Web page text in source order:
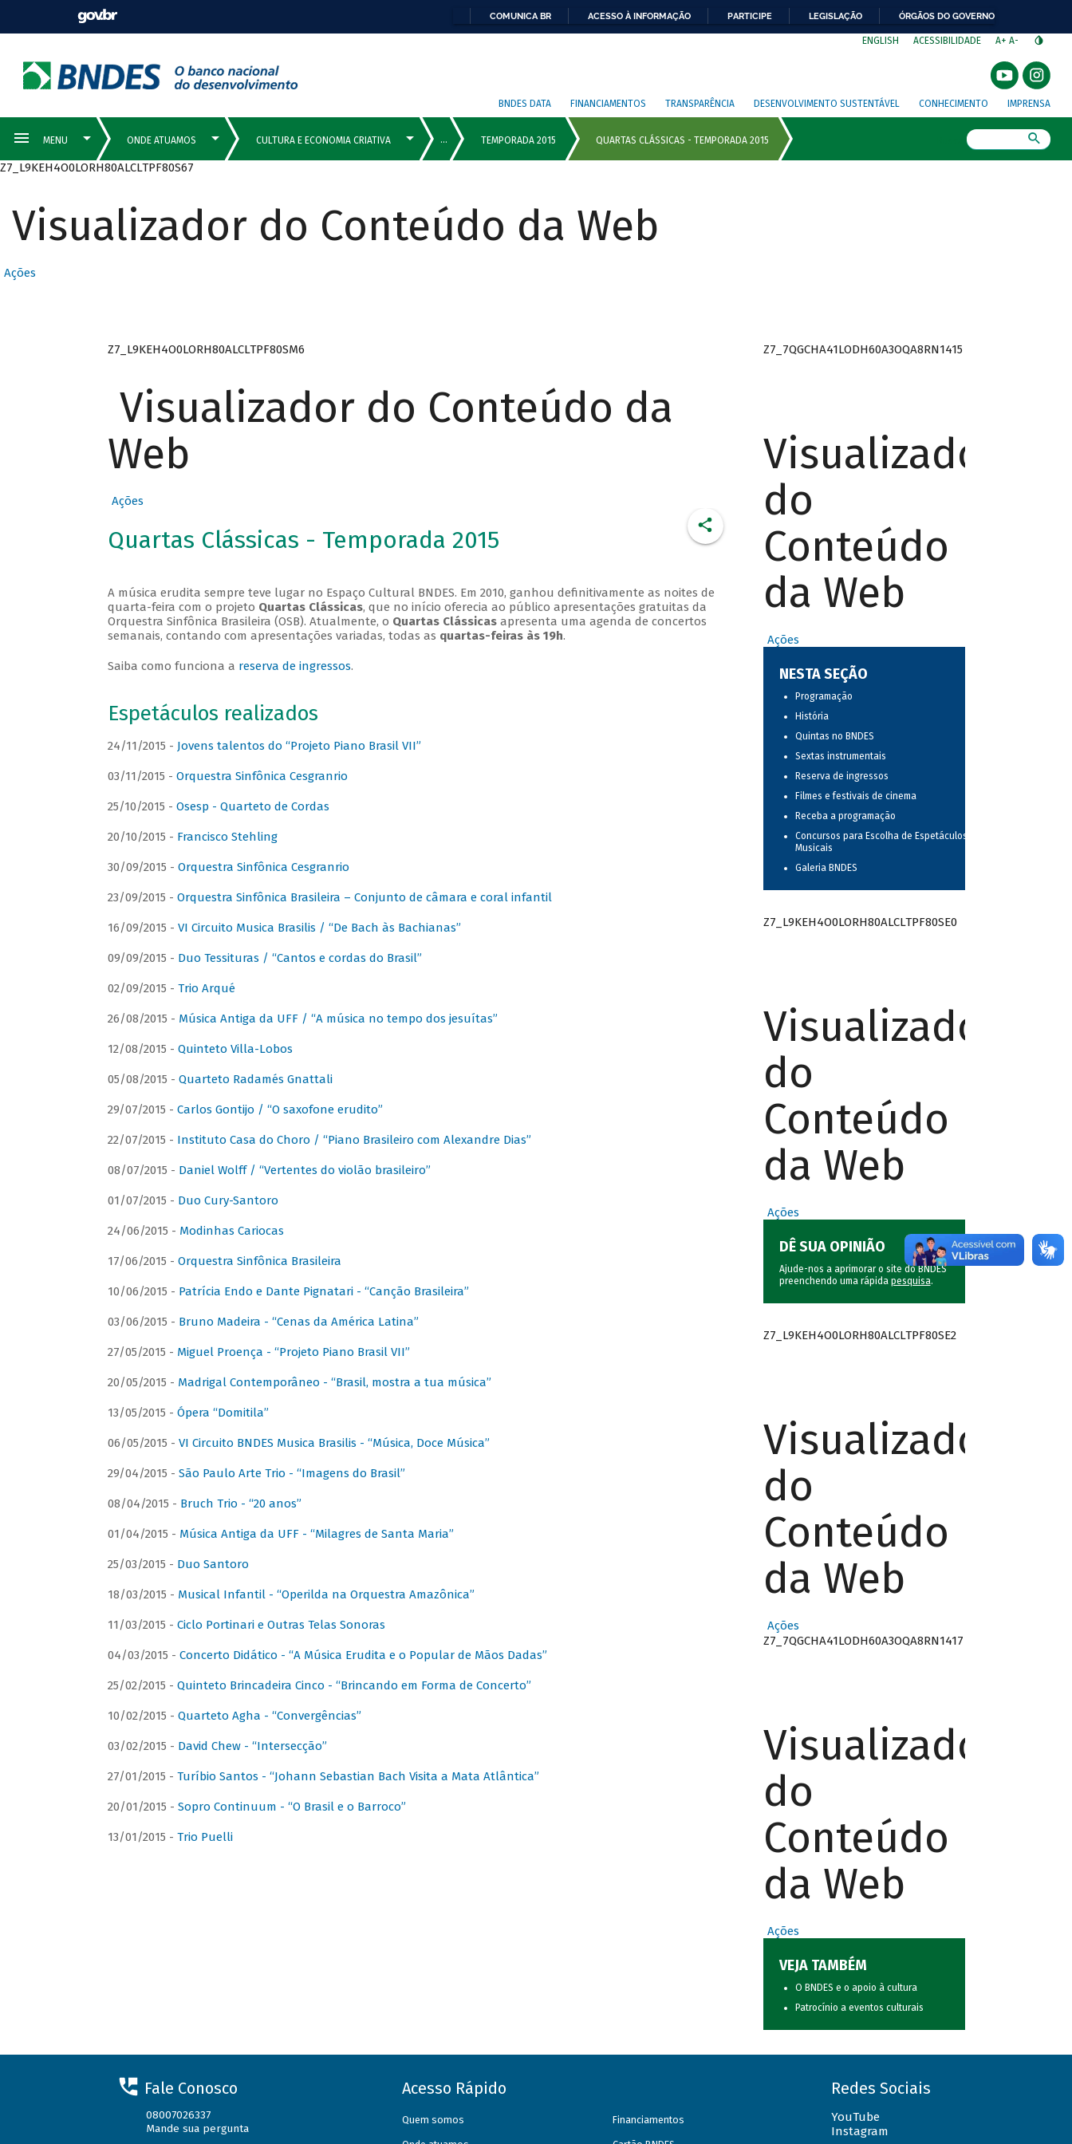
COMUNICA BR ACESSO À INFORMAÇÃO PARTICIPE LEGISLAÇÃO ÓRGÃOS DO GOVERNO
ENGLISH ACESSIBILIDADE A+ A-
BNDES DATA FINANCIAMENTOS TRANSPARÊNCIA DESENVOLVIMENTO SUSTENTÁVEL CONHECIMENTO IMPRENSA
Z7_L9KEH4O0LORH80ALCLTPF80S67
Visualizador do Conteúdo da Web
Ações
Z7_L9KEH4O0LORH80ALCLTPF80SM6
Visualizador do Conteúdo da
Web
Ações
Quartas Clássicas - Temporada 2015
A música erudita sempre teve lugar no Espaço Cultural BNDES. Em 2010, ganhou definitivamente as noites de
quarta-feira com o projeto Quartas Clássicas, que no início oferecia ao público apresentações gratuitas da
Orquestra Sinfônica Brasileira (OSB). Atualmente, o Quartas Clássicasapresenta uma agenda de concertos
semanais, contando com apresentações variadas, todas as quartas-feiras às 19h.
Saiba como funciona a reserva de ingressos.
Espetáculos realizados
24/11/2015 - Jovens talentos do “Projeto Piano Brasil VII”
03/11/2015 - Orquestra Sinfônica Cesgranrio
25/10/2015 - Osesp - Quarteto de Cordas
20/10/2015 - Francisco Stehling
30/09/2015 - Orquestra Sinfônica Cesgranrio
23/09/2015 - Orquestra Sinfônica Brasileira – Conjunto de câmara e coral infantil
16/09/2015 - VI Circuito Musica Brasilis / “De Bach às Bachianas”
09/09/2015 - Duo Tessituras / “Cantos e cordas do Brasil”
02/09/2015 - Trio Arqué
26/08/2015 - Música Antiga da UFF / “A música no tempo dos jesuítas”
12/08/2015 - Quinteto Villa-Lobos
05/08/2015 - Quarteto Radamés Gnattali
29/07/2015 - Carlos Gontijo / “O saxofone erudito”
22/07/2015 - Instituto Casa do Choro / “Piano Brasileiro com Alexandre Dias”
08/07/2015 - Daniel Wolff / “Vertentes do violão brasileiro”
01/07/2015 - Duo Cury-Santoro
24/06/2015 - Modinhas Cariocas
17/06/2015 - Orquestra Sinfônica Brasileira
10/06/2015 - Patrícia Endo e Dante Pignatari - “Canção Brasileira”
03/06/2015 - Bruno Madeira - “Cenas da América Latina”
27/05/2015 - Miguel Proença - “Projeto Piano Brasil VII”
20/05/2015 - Madrigal Contemporâneo - “Brasil, mostra a tua música”
13/05/2015 - Ópera “Domitila”
06/05/2015 - VI Circuito BNDES Musica Brasilis - “Música, Doce Música”
29/04/2015 - São Paulo Arte Trio - “Imagens do Brasil”
08/04/2015 - Bruch Trio - “20 anos”
01/04/2015 - Música Antiga da UFF - “Milagres de Santa Maria”
25/03/2015 - Duo Santoro
18/03/2015 - Musical Infantil - “Operilda na Orquestra Amazônica”
11/03/2015 - Ciclo Portinari e Outras Telas Sonoras
04/03/2015 - Concerto Didático - “A Música Erudita e o Popular de Mãos Dadas”
25/02/2015 - Quinteto Brincadeira Cinco - “Brincando em Forma de Concerto”
10/02/2015 - Quarteto Agha - “Convergências”
03/02/2015 - David Chew - “Intersecção”
27/01/2015 - Turíbio Santos - “Johann Sebastian Bach Visita a Mata Atlântica”
20/01/2015 - Sopro Continuum - “O Brasil e o Barroco”
13/01/2015 - Trio Puelli
Z7_7QGCHA41LODH60A3OQA8RN1415
Visualizador
do
Conteúdo
da Web
Ações
NESTA SEÇÃO
Programação
História
Quintas no BNDES
Sextas instrumentais
Reserva de ingressos
Filmes e festivais de cinema
Receba a programação
Concursos para Escolha de Espetáculos
Musicais
Galeria BNDES
Z7_L9KEH4O0LORH80ALCLTPF80SE0
Visualizador
do
Conteúdo
da Web
Ações
DÊ SUA OPINIÃO
Ajude-nos a aprimorar o site do BNDES
preenchendo uma rápida pesquisa.
Z7_L9KEH4O0LORH80ALCLTPF80SE2
Visualizador
do
Conteúdo
da Web
Ações
Z7_7QGCHA41LODH60A3OQA8RN1417
Visualizador
do
Conteúdo
da Web
Ações
VEJA TAMBÉM
O BNDES e o apoio à cultura
Patrocínio a eventos culturais
Fale Conosco
08007026337
Mande sua pergunta
Acesso Rápido
Quem somos Financiamentos
Redes Sociais
YouTube
Instagram